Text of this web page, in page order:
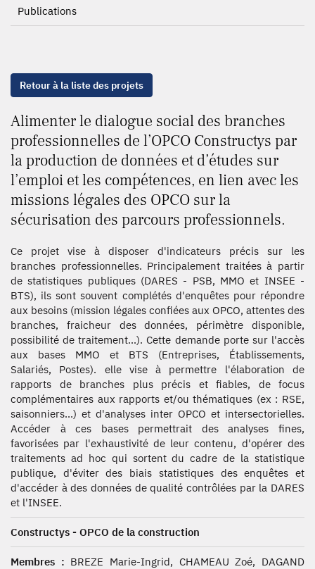
Publications
Retour à la liste des projets
Alimenter le dialogue social des branches
professionnelles de l’OPCO Constructys par
la production de données et d’études sur
l’emploi et les compétences, en lien avec les
missions légales des OPCO sur la
sécurisation des parcours professionnels.
Ce projet vise à disposer d'indicateurs précis sur les
branches professionnelles. Principalement traitées à partir
de statistiques publiques (DARES - PSB, MMO et INSEE -
BTS), ils sont souvent complétés d'enquêtes pour répondre
aux besoins (mission légales confiées aux OPCO, attentes des
branches, fraicheur des données, périmètre disponible,
possibilité de traitement...). Cette demande porte sur l'accès
aux bases MMO et BTS (Entreprises, Établissements,
Salariés, Postes). elle vise à permettre l'élaboration de
rapports de branches plus précis et fiables, de focus
complémentaires aux rapports et/ou thématiques (ex : RSE,
saisonniers...) et d'analyses inter OPCO et intersectorielles.
Accéder à ces bases permettrait des analyses fines,
favorisées par l'exhaustivité de leur contenu, d'opérer des
traitements ad hoc qui sortent du cadre de la statistique
publique, d'éviter des biais statistiques des enquêtes et
d'accéder à des données de qualité contrôlées par la DARES
et l'INSEE.
Constructys - OPCO de la construction
Membres : BREZE Marie-Ingrid, CHAMEAU Zoé, DAGAND